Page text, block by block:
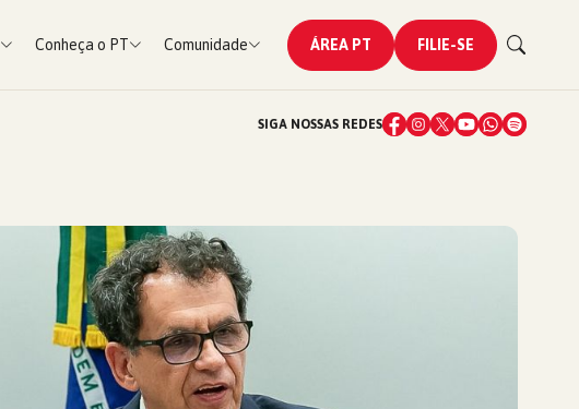
Conheça o PT Comunidade ÁREA PT FILIE-SE
SIGA NOSSAS REDES